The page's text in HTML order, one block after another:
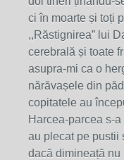
ci în moarte și toți
,,Răstignirea” lui
cerebrală și toate
asupra-mi ca o
nărăvașele din
copitatele au
Harcea-parcea s-
au plecat pe pustii
dacă dimineață